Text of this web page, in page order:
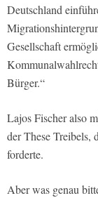
Deutschland
Gesellschaft
Bürger.“
Lajos Fischer also
der These Treibels,
forderte.
Aber was genau